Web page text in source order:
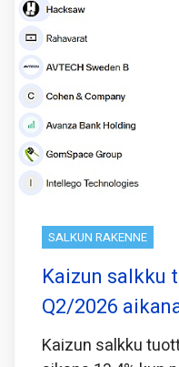
SALKUN RAKENNE
Kaizun salkku
Q2/2026
Kaizun salkku